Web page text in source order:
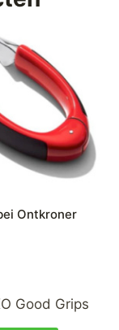
Ontkroner
Good Grips